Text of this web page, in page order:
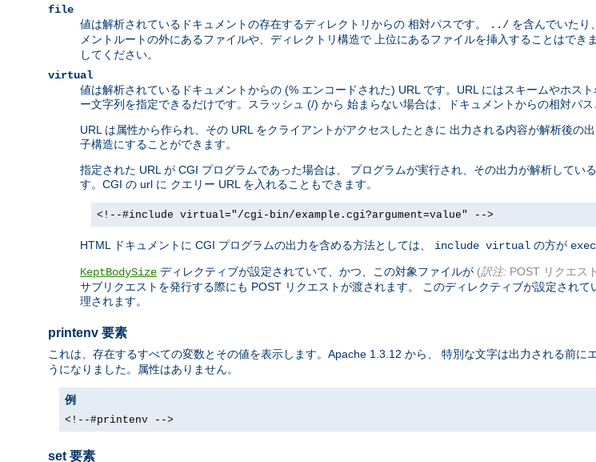
file
値は解析されているドキュメントの存在するディレクトリからの 相対パスです。
../ を含んでいたり
メントルートの外にあるファイルや、ディレクトリ構造で 上位にあるファイルを挿入することはでき
してください。
virtual
値は解析されているドキュメントからの (% エンコードされた) URL です。URL にはスキームやホス
ー文字列を指定できるだけです。スラッシュ (/) から 始まらない場合は、ドキュメントからの相対パス
URL は属性から作られ、その URL をクライアントがアクセスしたときに 出力される内容が解析後の
子構造にすることができます。
指定された URL が CGI プログラムであった場合は、 プログラムが実行され、その出力が解析してい
す。CGI の url に クエリー URL を入れることもできます。
<!--#include virtual="/cgi-bin/example.cgi?argument=value" -->
HTML ドキュメントに CGI プログラムの出力を含める方法としては、 include virtual の方が
KeptBodySize ディレクティブが設定されていて、かつ、この対象ファイルが (訳注: POST リクエス
サブリクエストを発行する際にも POST リクエストが渡されます。 このディレクティブが設定され
理されます。
printenv 要素
これは、存在するすべての変数とその値を表示します。Apache 1.3.12 から、 特別な文字は出力される前に
うになりました。属性はありません。
例
<!--#printenv -->
set 要素